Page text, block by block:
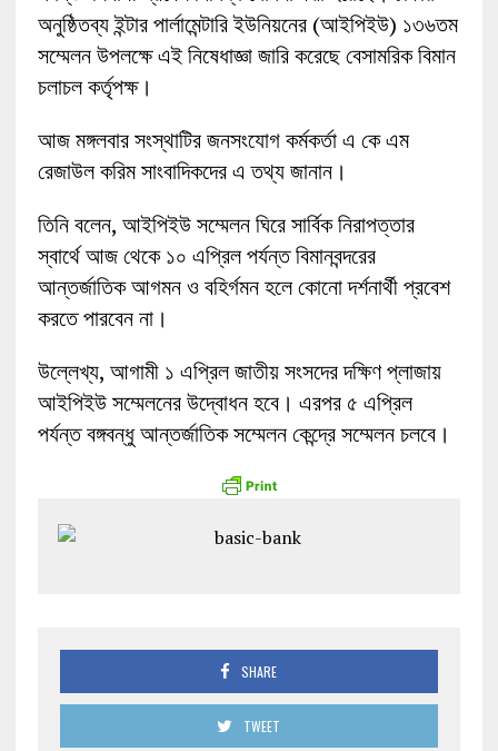
অনুষ্ঠিতব্য ইন্টার পার্লামেন্টারি ইউনিয়নের (আইপিইউ) ১৩৬তম
সম্মেলন উপলক্ষে এই নিষেধাজ্ঞা জারি করেছে বেসামরিক বিমান
চলাচল কর্তৃপক্ষ।
আজ মঙ্গলবার সংস্থাটির জনসংযোগ কর্মকর্তা এ কে এম
রেজাউল করিম সাংবাদিকদের এ তথ্য জানান।
তিনি বলেন, আইপিইউ সম্মেলন ঘিরে সার্বিক নিরাপত্তার
স্বার্থে আজ থেকে ১০ এপ্রিল পর্যন্ত বিমানবন্দরের
আন্তর্জাতিক আগমন ও বহির্গমন হলে কোনো দর্শনার্থী প্রবেশ
করতে পারবেন না।
উল্লেখ্য, আগামী ১ এপ্রিল জাতীয় সংসদের দক্ষিণ প্লাজায়
আইপিইউ সম্মেলনের উদ্বোধন হবে। এরপর ৫ এপ্রিল
পর্যন্ত বঙ্গবন্ধু আন্তর্জাতিক সম্মেলন কেন্দ্রে সম্মেলন চলবে।
SHARE
TWEET